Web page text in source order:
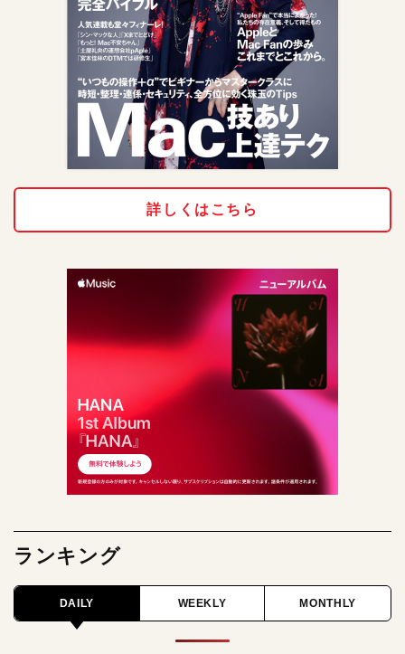
詳しくはこちら
ランキング
DAILY WEEKLY MONTHLY